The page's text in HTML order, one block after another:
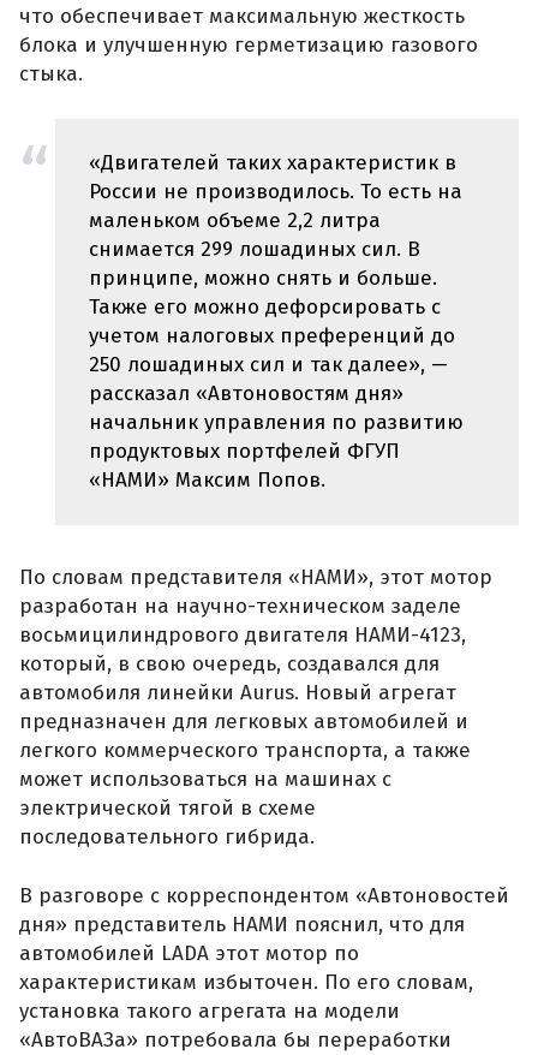
что обеспечивает максимальную жесткость
блока и улучшенную герметизацию газового
стыка.
«Двигателей таких характеристик в
России не производилось. То есть на
маленьком объеме 2,2 литра
снимается 299 лошадиных сил. В
принципе, можно снять и больше.
Также его можно дефорсировать с
учетом налоговых преференций до
250 лошадиных сил и так далее», —
рассказал «Автоновостям дня»
начальник управления по развитию
продуктовых портфелей ФГУП
«НАМИ» Максим Попов.
По словам представителя «НАМИ», этот мотор
разработан на научно-техническом заделе
восьмицилиндрового двигателя НАМИ-4123,
который, в свою очередь, создавался для
автомобиля линейки Aurus. Новый агрегат
предназначен для легковых автомобилей и
легкого коммерческого транспорта, а также
может использоваться на машинах с
электрической тягой в схеме
последовательного гибрида.
В разговоре с корреспондентом «Автоновостей
дня» представитель НАМИ пояснил, что для
автомобилей LADA этот мотор по
характеристикам избыточен. По его словам,
установка такого агрегата на модели
«АвтоВАЗа» потребовала бы переработки